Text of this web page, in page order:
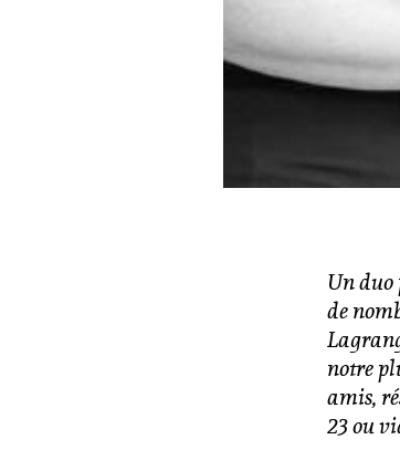
Un duo
de
notre
amis,
23 ou